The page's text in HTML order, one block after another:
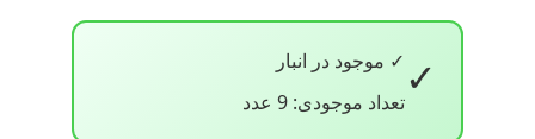
✓ ✓ موجود در انبار
تعداد موجودی: 9 عدد